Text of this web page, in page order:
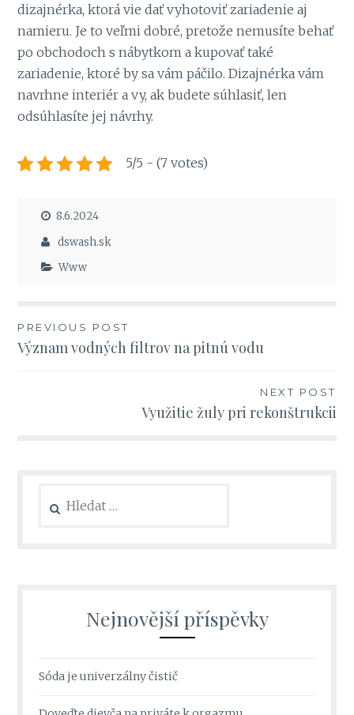
dizajnérka, ktorá vie dať vyhotoviť zariadenie aj
namieru. Je to veľmi dobré, pretože nemusíte behať
po obchodoch s nábytkom a kupovať také
zariadenie, ktoré by sa vám páčilo. Dizajnérka vám
navrhne interiér a vy, ak budete súhlasiť, len
odsúhlasíte jej návrhy.
5/5 - (7 votes)
8.6.2024
dswash.sk
Www
Navigace
pro
PREVIOUS POST
Význam vodných filtrov na pitnú vodu
NEXT POST
Využitie žuly pri rekonštrukcii
Nejnovější příspěvky
Sóda je univerzálny čistič